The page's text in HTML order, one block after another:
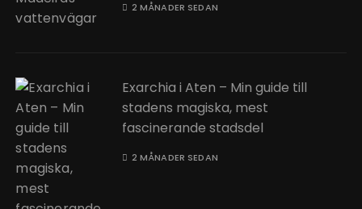
2 MÅNADER SEDAN
Exarchia i Aten – Min guide till
stadens magiska, mest
fascinerande stadsdel
2 MÅNADER SEDAN